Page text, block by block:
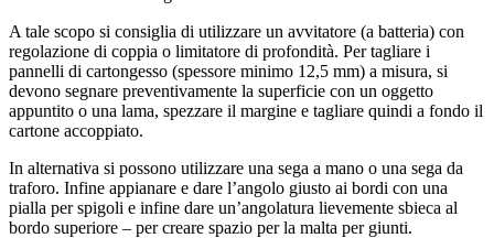
A tale scopo si consiglia di utilizzare un avvitatore (a batteria) con
regolazione di coppia o limitatore di profondità. Per tagliare i
pannelli di cartongesso (spessore minimo 12,5 mm) a misura, si
devono segnare preventivamente la superficie con un oggetto
appuntito o una lama, spezzare il margine e tagliare quindi a fondo il
cartone accoppiato.
In alternativa si possono utilizzare una sega a mano o una sega da
traforo. Infine appianare e dare l’angolo giusto ai bordi con una
pialla per spigoli e infine dare un’angolatura lievemente sbieca al
bordo superiore – per creare spazio per la malta per giunti.